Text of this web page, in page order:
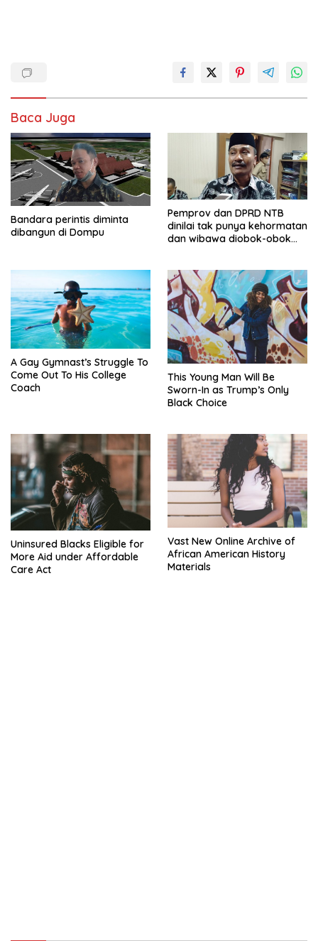
Baca Juga
Bandara perintis diminta
dibangun di Dompu
Pemprov dan DPRD NTB
dinilai tak punya kehormatan
dan wibawa diobok-obok
A Gay Gymnast’s Struggle To
Come Out To His College
Coach
This Young Man Will Be
Sworn-In as Trump’s Only
Black Choice
Uninsured Blacks Eligible for
More Aid under Affordable
Care Act
Vast New Online Archive of
African American History
Materials